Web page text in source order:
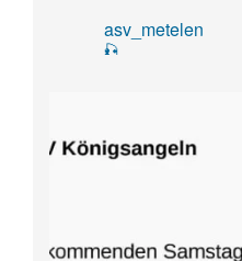
asv_metelen
🎣